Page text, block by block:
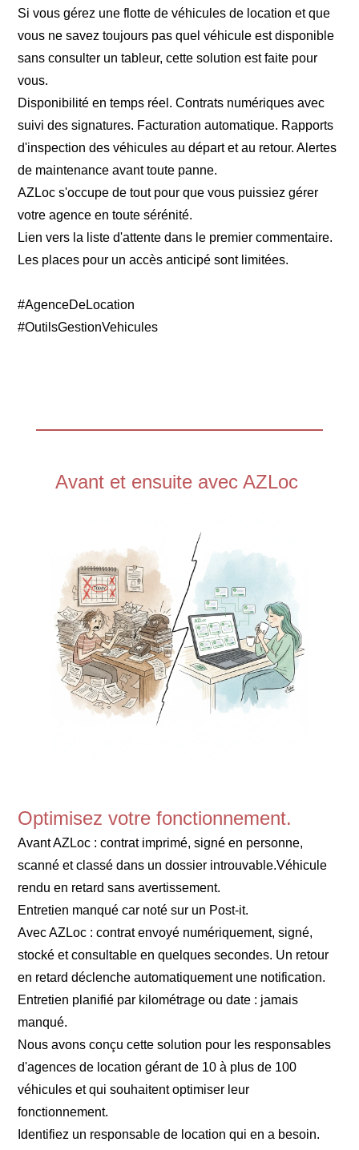
Si vous gérez une flotte de véhicules de location et que
vous ne savez toujours pas quel véhicule est disponible
sans consulter un tableur, cette solution est faite pour
vous.
Disponibilité en temps réel. Contrats numériques avec
suivi des signatures. Facturation automatique. Rapports
d'inspection des véhicules au départ et au retour. Alertes
de maintenance avant toute panne.
AZLoc s'occupe de tout pour que vous puissiez gérer
votre agence en toute sérénité.
Lien vers la liste d'attente dans le premier commentaire.
Les places pour un accès anticipé sont limitées.
#AgenceDeLocation
#OutilsGestionVehicules
Avant et ensuite avec AZLoc
Optimisez votre fonctionnement.
Avant AZLoc : contrat imprimé, signé en personne,
scanné et classé dans un dossier introuvable.Véhicule
rendu en retard sans avertissement.
Entretien manqué car noté sur un Post-it.
Avec AZLoc : contrat envoyé numériquement, signé,
stocké et consultable en quelques secondes. Un retour
en retard déclenche automatiquement une notification.
Entretien planifié par kilométrage ou date : jamais
manqué.
Nous avons conçu cette solution pour les responsables
d'agences de location gérant de 10 à plus de 100
véhicules et qui souhaitent optimiser leur
fonctionnement.
Identifiez un responsable de location qui en a besoin.